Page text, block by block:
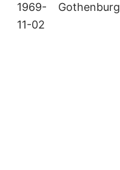
1969-
11-02
Gothenburg